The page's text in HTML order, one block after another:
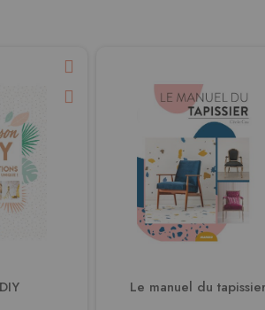
Le manuel du tapissier